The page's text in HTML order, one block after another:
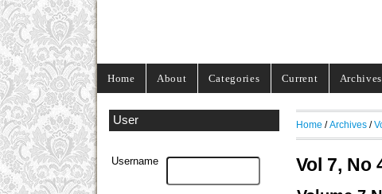
Home About Categories Current Archives
User
Username
Home /Archives /
Vol 7, No